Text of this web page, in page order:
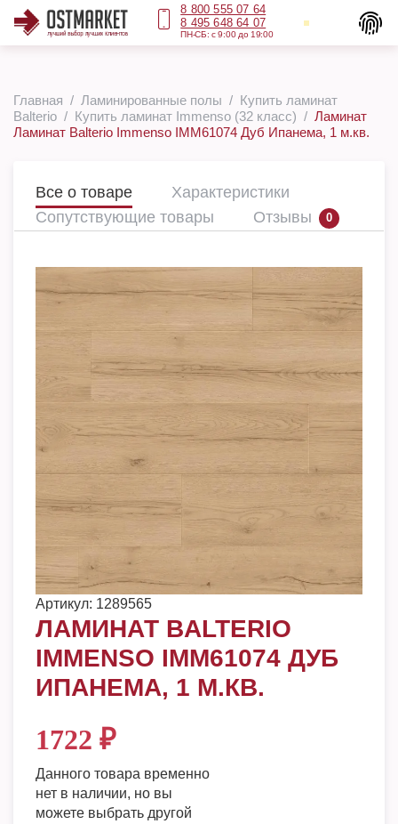
8 800 555 07 64
8 495 648 64 07
ПН-СБ: с 9:00 до 19:00
Главная Ламинированные полы
Купить ламинат
Balterio
Купить ламинат Immenso (32 класс)
Ламинат
Ламинат Balterio Immenso IMM61074 Дуб Ипанема, 1 м.кв.
Все о товаре
Характеристики
Сопутствующие товары
Отзывы 0
Артикул: 1289565
ЛАМИНАТ BALTERIO
IMMENSO IMM61074 ДУБ
ИПАНЕМА, 1 М.КВ.
1722 ₽
Данного товара временно
нет в наличии, но вы
можете выбрать другой